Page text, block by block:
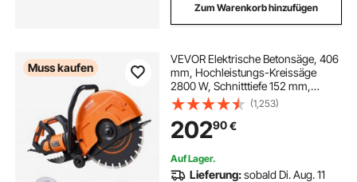
Zum Warenkorb hinzufügen
Muss kaufen
VEVOR Elektrische Betonsäge, 406
mm, Hochleistungs-Kreissäge
2800 W, Schnitttiefe 152 mm,
Nass-/Trocken-Scheibensäge mit
Wasserrohr, Wasserpumpe,
Sägeblatt, für Stein und Ziegel
(1,253)
20290€
Auf Lager.
Lieferung:sobald Di. Aug. 11